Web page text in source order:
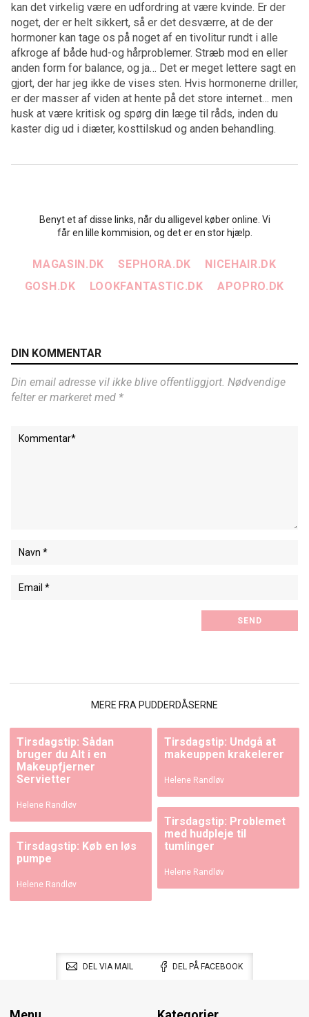
kan det virkelig være en udfordring at være kvinde. Er der
noget, der er helt sikkert, så er det desværre, at de der
hormoner kan tage os på noget af en tivolitur rundt i alle
afkroge af både hud-og hårproblemer. Stræb mod en eller
anden form for balance, og ja… Det er meget lettere sagt en
gjort, der har jeg ikke de vises sten. Hvis hormonerne driller,
er der masser af viden at hente på det store internet… men
husk at være kritisk og spørg din læge til råds, inden du
kaster dig ud i diæter, kosttilskud og anden behandling.
Benyt et af disse links, når du alligevel køber online. Vi
får en lille kommision, og det er en stor hjælp.
MAGASIN.DK SEPHORA.DK
NICEHAIR.DK
GOSH.DK
LOOKFANTASTIC.DK APOPRO.DK
DIN KOMMENTAR
Din email adresse vil ikke blive offentliggjort. Nødvendige
felter er markeret med *
MERE FRA PUDDERDÅSERNE
Tirsdagstip: Sådan
bruger du Alt i en
Makeupfjerner
Servietter
Helene Randløv
Tirsdagstip: Undgå at
makeuppen krakelerer
Helene Randløv
Tirsdagstip: Køb en løs
pumpe
Helene Randløv
Tirsdagstip: Problemet
med hudpleje til
tumlinger
Helene Randløv
DEL VIA MAIL DEL PÅ FACEBOOK